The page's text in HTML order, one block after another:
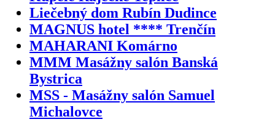
Liečebný dom Rubín Dudince
MAGNUS hotel **** Trenčín
MAHARANI Komárno
MMM Masážny salón Banská
Bystrica
MSS - Masážny salón Samuel
Michalovce